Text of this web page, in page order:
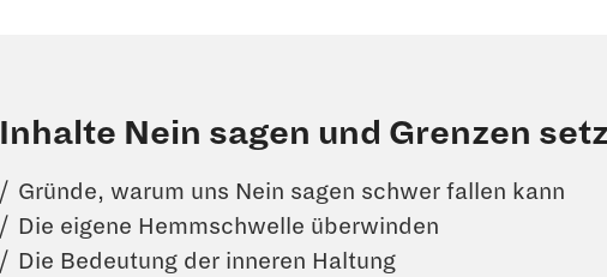
Inhalte Nein sagen und Grenzen
Gründe, warum uns Nein sagen schwer fallen kann
Die eigene Hemmschwelle überwinden
Die Bedeutung der inneren Haltung